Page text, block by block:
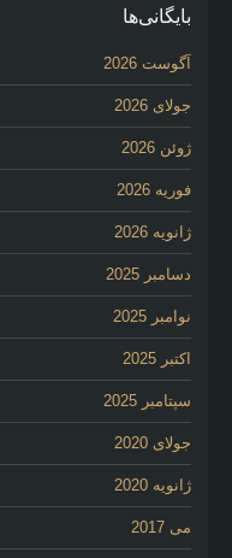
بایگانی‌ها
آگوست 2026
جولای 2026
ژوئن 2026
فوریه 2026
ژانویه 2026
دسامبر 2025
نوامبر 2025
اکتبر 2025
سپتامبر 2025
جولای 2020
ژانویه 2020
می 2017